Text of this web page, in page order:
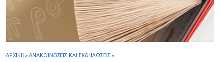
ΑΡΧΙΚΗ» ΑΝΑΚΟΙΝΩΣΕΙΣ ΚΑΙ ΕΚΔΗΛΩΣΕΙΣ»